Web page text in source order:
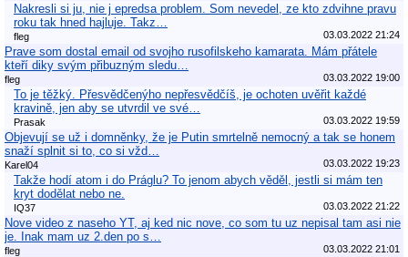
Nakresli si ju, nie j epredsa problem. Som nevedel, ze kto zdvihne pravu
roku tak hned hajluje. Takz…
fleg 03.03.2022 21:24
Prave som dostal email od svojho rusofilskeho kamarata. Mám přátele
kteří diky svým přibuzným sledu…
fleg 03.03.2022 19:00
To je těžký. Přesvědčenýho nepřesvědčíš, je ochoten uvěřit každé
kravině, jen aby se utvrdil ve své…
Prasak 03.03.2022 19:59
Objevují se už i domněnky, že je Putin smrtelně nemocný a tak se honem
snaží splnit si to, co si vžd…
Karel04 03.03.2022 19:23
Takže hodí atom i do Práglu? To jenom abych věděl, jestli si mám ten
kryt dodělat nebo ne.
IQ37 03.03.2022 21:22
Nove video z naseho YT, aj ked nic nove, co som tu uz nepisal tam asi nie
je. Inak mam uz 2.den po s…
fleg 03.03.2022 21:01